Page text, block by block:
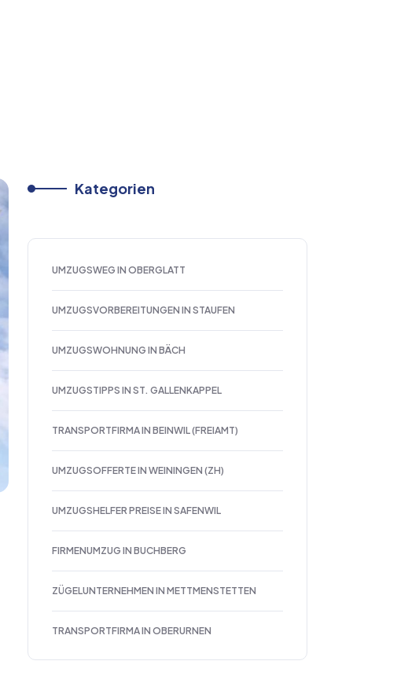
Kategorien
UMZUGSWEG IN OBERGLATT
UMZUGSVORBEREITUNGEN IN STAUFEN
UMZUGSWOHNUNG IN BÄCH
UMZUGSTIPPS IN ST. GALLENKAPPEL
TRANSPORTFIRMA IN BEINWIL (FREIAMT)
UMZUGSOFFERTE IN WEININGEN (ZH)
UMZUGSHELFER PREISE IN SAFENWIL
FIRMENUMZUG IN BUCHBERG
ZÜGELUNTERNEHMEN IN METTMENSTETTEN
TRANSPORTFIRMA IN OBERURNEN